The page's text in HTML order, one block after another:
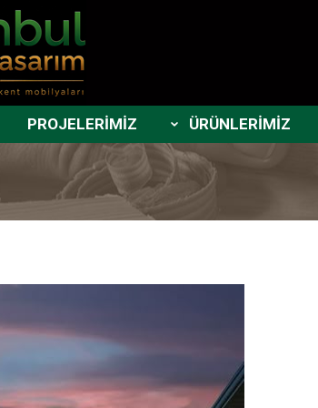
PROJELERİMİZ ÜRÜNLERİMİZ